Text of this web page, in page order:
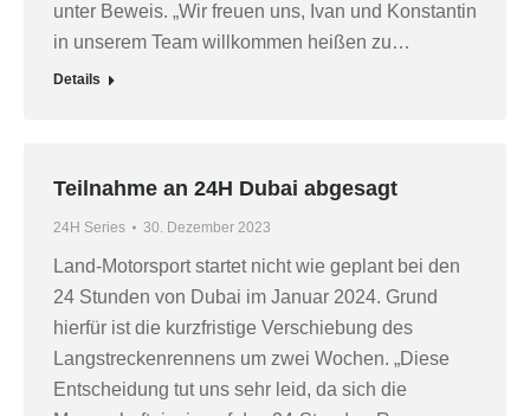
unter Beweis. „Wir freuen uns, Ivan und Konstantin
in unserem Team willkommen heißen zu…
Details
Teilnahme an 24H Dubai abgesagt
24H Series 30. Dezember 2023
Land-Motorsport startet nicht wie geplant bei den
24 Stunden von Dubai im Januar 2024. Grund
hierfür ist die kurzfristige Verschiebung des
Langstreckenrennens um zwei Wochen. „Diese
Entscheidung tut uns sehr leid, da sich die